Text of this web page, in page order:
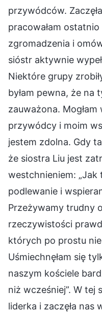
przywódców.
pracowałam
zgromadzenia i
sióstr aktywnie
Niektóre grupy
byłam pewna, że na
zauważona.
przywódcy i moim
jestem zdolna. Gdy
że siostra Liu jest
westchnieniem:
podlewanie i
Przeżywamy trudny
rzeczywistości
których po prostu
Uśmiechnęłam się
naszym kościele
niż wcześniej”. W tej
liderka i zaczęła